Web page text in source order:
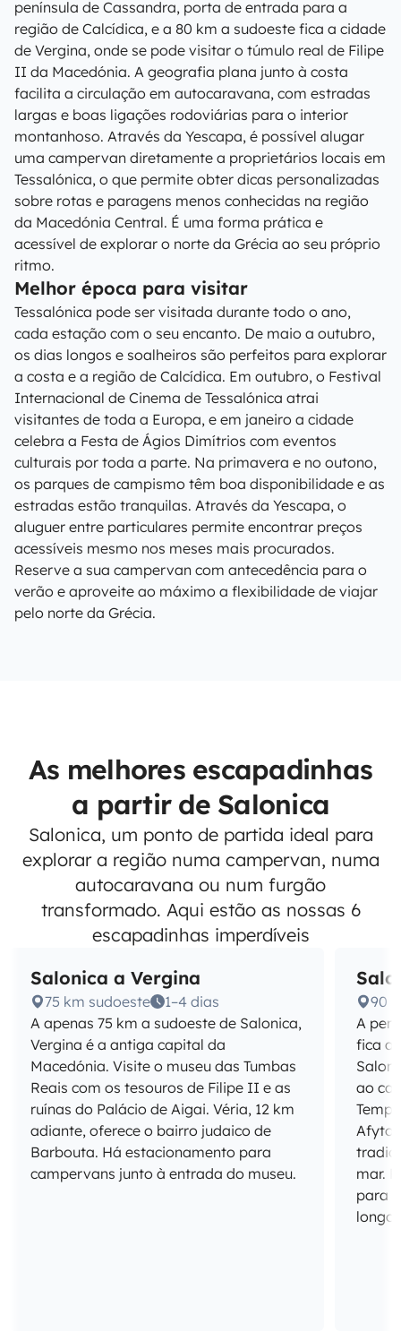
península de Cassandra, porta de entrada para a
região de Calcídica, e a 80 km a sudoeste fica a cidade
de Vergina, onde se pode visitar o túmulo real de Filipe
II da Macedónia. A geografia plana junto à costa
facilita a circulação em autocaravana, com estradas
largas e boas ligações rodoviárias para o interior
montanhoso. Através da Yescapa, é possível alugar
uma campervan diretamente a proprietários locais em
Tessalónica, o que permite obter dicas personalizadas
sobre rotas e paragens menos conhecidas na região
da Macedónia Central. É uma forma prática e
acessível de explorar o norte da Grécia ao seu próprio
ritmo.
Melhor época para visitar
Tessalónica pode ser visitada durante todo o ano,
cada estação com o seu encanto. De maio a outubro,
os dias longos e soalheiros são perfeitos para explorar
a costa e a região de Calcídica. Em outubro, o Festival
Internacional de Cinema de Tessalónica atrai
visitantes de toda a Europa, e em janeiro a cidade
celebra a Festa de Ágios Dimítrios com eventos
culturais por toda a parte. Na primavera e no outono,
os parques de campismo têm boa disponibilidade e as
estradas estão tranquilas. Através da Yescapa, o
aluguer entre particulares permite encontrar preços
acessíveis mesmo nos meses mais procurados.
Reserve a sua campervan com antecedência para o
verão e aproveite ao máximo a flexibilidade de viajar
pelo norte da Grécia.
As melhores escapadinhas
a partir de Salonica
Salonica, um ponto de partida ideal para
explorar a região numa campervan, numa
autocaravana ou num furgão
transformado. Aqui estão as nossas 6
escapadinhas imperdíveis
Salonica a Vergina
75 km sudoeste
1–4 dias
A apenas 75 km a sudoeste de Salonica,
Vergina é a antiga capital da
Macedónia. Visite o museu das Tumbas
Reais com os tesouros de Filipe II e as
ruínas do Palácio de Aigai. Véria, 12 km
adiante, oferece o bairro judaico de
Barbouta. Há estacionamento para
campervans junto à entrada do museu.
90
A
fica a
ao
mar.
para
longo